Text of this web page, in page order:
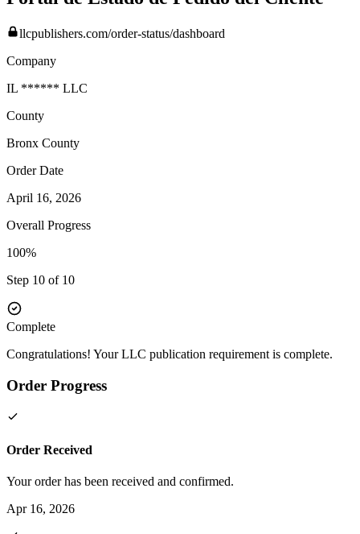
llcpublishers.com/order-status/dashboard
Company
IL ****** LLC
County
Bronx County
Order Date
April 16, 2026
Overall Progress
100%
Step 10 of 10
Complete
Congratulations! Your LLC publication requirement is complete.
Order Progress
Order Received
Your order has been received and confirmed.
Apr 16, 2026